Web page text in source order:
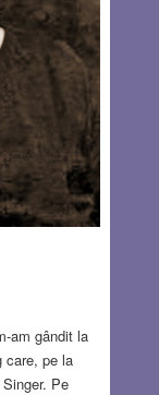
paralelă cu
lui Rurik,
se scrie
după un
dinspre
apoi regatul
fiind apoi
am gândit la
care, pe la
Pe